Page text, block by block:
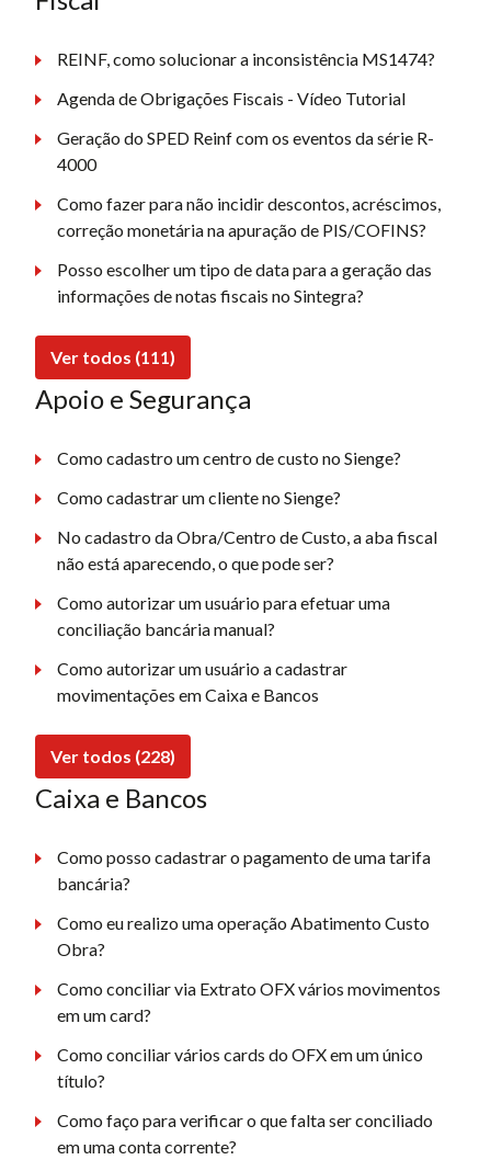
REINF, como solucionar a inconsistência MS1474?
Agenda de Obrigações Fiscais - Vídeo Tutorial
Geração do SPED Reinf com os eventos da série R-
4000
Como fazer para não incidir descontos, acréscimos,
correção monetária na apuração de PIS/COFINS?
Posso escolher um tipo de data para a geração das
informações de notas fiscais no Sintegra?
Ver todos (111)
Apoio e Segurança
Como cadastro um centro de custo no Sienge?
Como cadastrar um cliente no Sienge?
No cadastro da Obra/Centro de Custo, a aba fiscal
não está aparecendo, o que pode ser?
Como autorizar um usuário para efetuar uma
conciliação bancária manual?
Como autorizar um usuário a cadastrar
movimentações em Caixa e Bancos
Ver todos (228)
Caixa e Bancos
Como posso cadastrar o pagamento de uma tarifa
bancária?
Como eu realizo uma operação Abatimento Custo
Obra?
Como conciliar via Extrato OFX vários movimentos
em um card?
Como conciliar vários cards do OFX em um único
título?
Como faço para verificar o que falta ser conciliado
em uma conta corrente?